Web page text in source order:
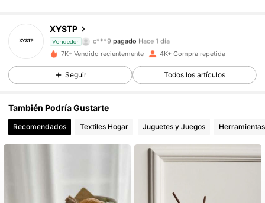
XYSTP
Vendedor
c***9 pagado Hace 1 día
4.1K Seguidores
7K+ Vendido recientemente 4K+ Compra repetida
Seguir Todos los artículos
También Podría Gustarte
Recomendados Textiles Hogar Juguetes y Juegos